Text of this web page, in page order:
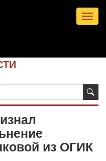
из ОГИК